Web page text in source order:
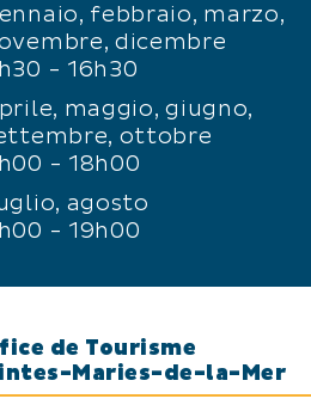
febbraio, marzo,
dicembre
- 16h30
maggio, giugno,
ottobre
- 18h00
agosto
- 19h00
de Tourisme
Maries-de-la-Mer